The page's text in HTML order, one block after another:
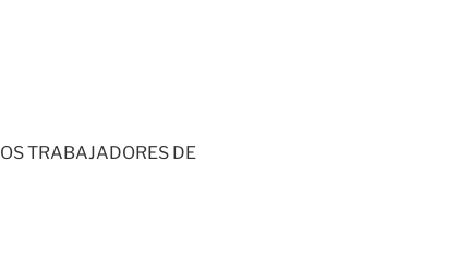
TRABAJADORES DE